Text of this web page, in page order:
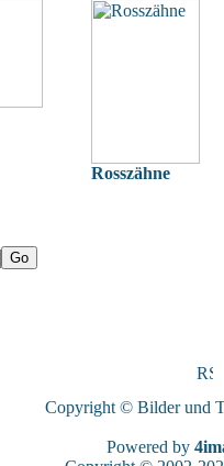
Rosszähne
Copyright © Bilder und
Powered by